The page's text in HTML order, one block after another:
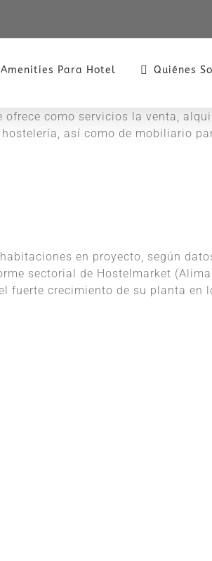
Amenities Para Hotel Quiénes
como servicios la venta,
así como de mobiliario
en proyecto, según
sectorial de Hostelmarket
fuerte crecimiento de su planta en